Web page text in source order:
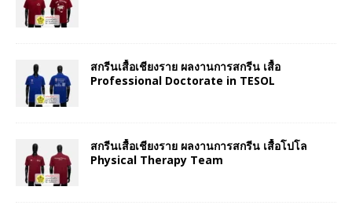
สกรีนเสื้อเชียงราย ผลงานการสกรีน เสื้อ
Professional Doctorate in TESOL
สกรีนเสื้อเชียงราย ผลงานการสกรีน เสื้อโปโล
Physical Therapy Team